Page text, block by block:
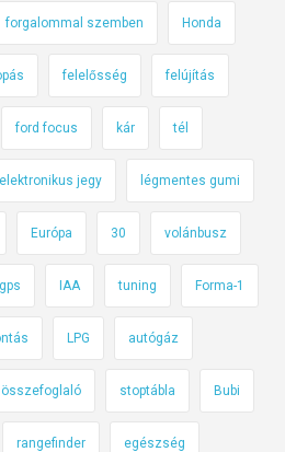
forgalommal szemben Honda
felelősség felújítás
ford focus kár tél
elektronikus jegy légmentes gumi
Európa 30 volánbusz
gps IAA tuning Forma-1
LPG autógáz
összefoglaló stoptábla Bubi
rangefinder egészség